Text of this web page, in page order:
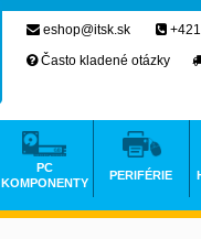
eshop@itsk.sk
Často kladené otázky
PC
KOMPONENTY
PERIFÉRIE